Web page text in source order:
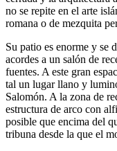
no se repite en el arte
romana o de mezquita
Su patio es enorme y se
acordes a un salón de
fuentes. A este gran
tal un lugar llano y
Salomón. A la zona de
estructura de arco con
posible que encima del
tribuna desde la que el